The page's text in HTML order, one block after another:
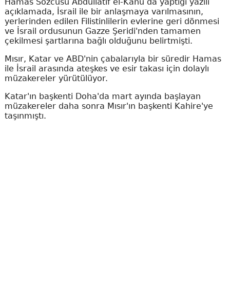
açıklamada, İsrail ile bir anlaşmaya varılmasının,
yerlerinden edilen Filistinlilerin evlerine geri dönmesi
ve İsrail ordusunun Gazze Şeridi'nden tamamen
çekilmesi şartlarına bağlı olduğunu belirtmişti.
Mısır, Katar ve ABD'nin çabalarıyla bir süredir Hamas
ile İsrail arasında ateşkes ve esir takası için dolaylı
müzakereler yürütülüyor.
Katar'ın başkenti Doha'da mart ayında başlayan
müzakereler daha sonra Mısır'ın başkenti Kahire'ye
taşınmıştı.